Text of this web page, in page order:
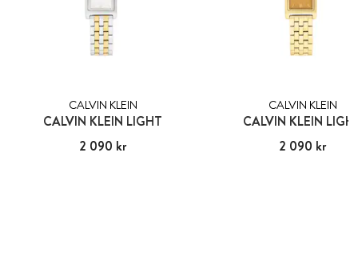
CALVIN KLEIN
CALVIN KLEIN LIGHT
Pris :2 090 kr
2 090 kr
CALVIN KLEIN
CALVIN KLEIN
Pris :2 090 kr
2 090 kr